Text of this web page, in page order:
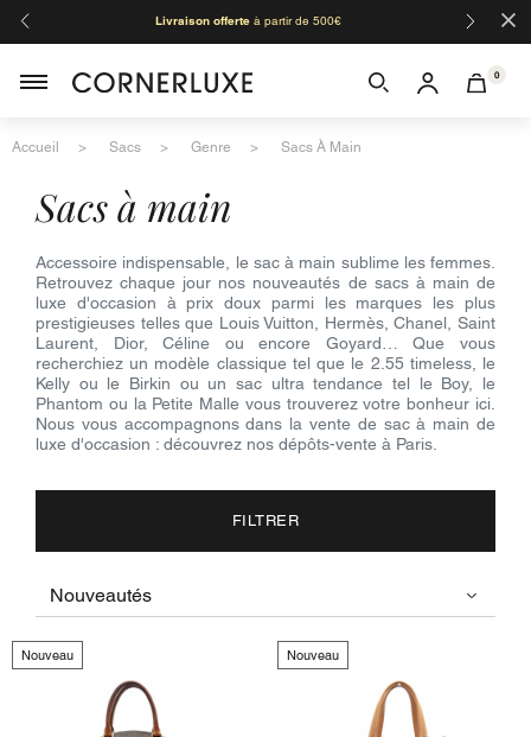
Livraison offerteà partir de 500€ ×
0
Accueil Sacs Genre Sacs À Main
sacs à main
Accessoire indispensable, le sac à main sublime les femmes.
Retrouvez chaque jour nos nouveautés de sacs à main de
luxe d'occasion à prix doux parmi les marques les plus
prestigieuses telles que Louis Vuitton, Hermès, Chanel, Saint
Laurent, Dior, Céline ou encore Goyard… Que vous
recherchiez un modèle classique tel que le 2.55 timeless, le
Kelly ou le Birkin ou un sac ultra tendance tel le Boy, le
Phantom ou la Petite Malle vous trouverez votre bonheur ici.
Nous vous accompagnons dans la vente de sac à main de
luxe d'occasion : découvrez nos dépôts-vente à Paris.
FILTRER
Nouveau Nouveau